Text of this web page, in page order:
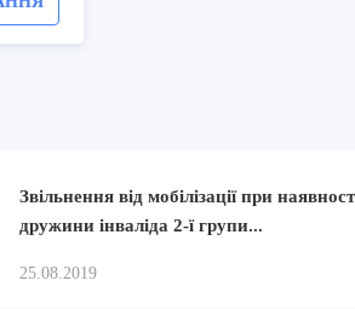
Звільнення від мобілізації при
дружини інваліда 2-ї групи...
25.08.2019